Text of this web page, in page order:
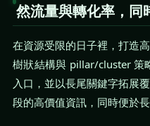
然流量與轉化率，同
在資源受限的日子裡，打造
樹狀結構與 pillar/cluster 策
入口，並以長尾關鍵字拓展
段的高價值資訊，同時便於長